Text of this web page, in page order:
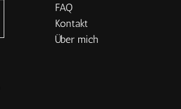
FAQ
Kontakt
Über mich